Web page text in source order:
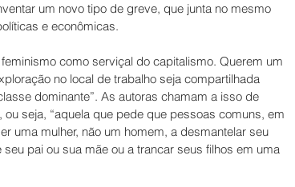
um novo tipo de greve, que junta no mesmo
e econômicas.
como serviçal do capitalismo. Querem um
no local de trabalho seja compartilhada
dominante”. As autoras chamam a isso de
seja, “aquela que pede que pessoas comuns, em
uma mulher, não um homem, a desmantelar seu
pai ou sua mãe ou a trancar seus filhos em uma